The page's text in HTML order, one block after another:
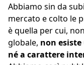
Abbiamo sin da
mercato e colto le
è quella per cui,
globale, non
né a carattere